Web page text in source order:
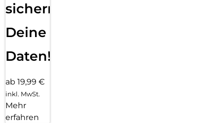
sichern
Deine
Daten!
ab 19,99 €
inkl. MwSt.
Mehr
erfahren